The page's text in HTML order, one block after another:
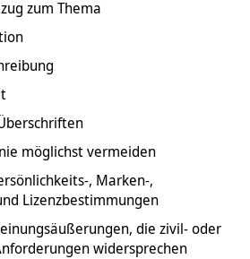
zum Thema
möglichst vermeiden
, Marken-,
Lizenzbestimmungen
die zivil- oder
widersprechen